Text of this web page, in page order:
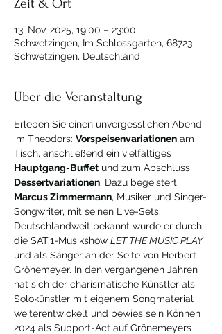
Zeit & Ort
13. Nov. 2025, 19:00 – 23:00
Schwetzingen, Im Schlossgarten, 68723
Schwetzingen, Deutschland
Über die Veranstaltung
Erleben Sie einen unvergesslichen Abend
im Theodors: Vorspeisenvariationen am
Tisch, anschließend ein vielfältiges
Hauptgang-Buffet und zum Abschluss
Dessertvariationen. Dazu begeistert
Marcus Zimmermann, Musiker und Singer-
Songwriter, mit seinen Live-Sets.
Deutschlandweit bekannt wurde er durch
die SAT.1-Musikshow LET THE MUSIC PLAY
und als Sänger an der Seite von Herbert
Grönemeyer. In den vergangenen Jahren
hat sich der charismatische Künstler als
Solokünstler mit eigenem Songmaterial
weiterentwickelt und bewies sein Können
2024 als Support-Act auf Grönemeyers